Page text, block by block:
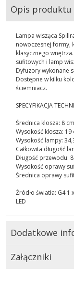
Opis produktu
Lampa wisząca
nowoczesnej formy,
klasycznego
sufitowych i lamp
Dyfuzory wykonane
Dostępne w kilku
ściemniacz.
SPECYFIKACJA
Średnica klosza: 8 cm
Wysokość klosza: 19
Wysokość lampy:
Całkowita długość
Długość przewodu:
Wysokość oprawy
Średnica oprawy
Źródło światła: G4 1
LED
Dodatkowe
Załączniki